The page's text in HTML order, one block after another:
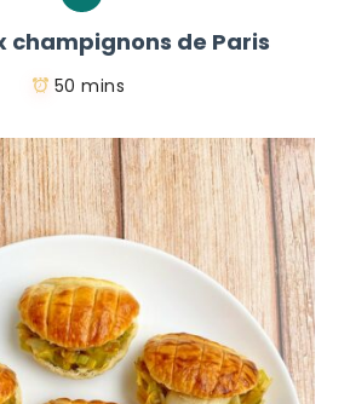
champignons de Paris
50 mins